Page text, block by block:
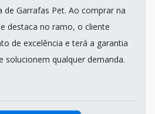
de Garrafas Pet. Ao comprar na
destaca no ramo, o cliente
de excelência e terá a garantia
solucionem qualquer demanda.